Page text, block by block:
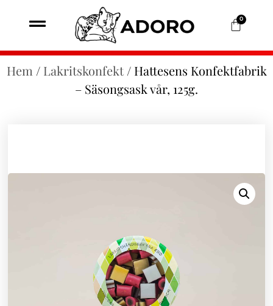
0
Hem / Lakritskonfekt/ Hattesens Konfektfabrik
– Säsongsask vår, 125g.